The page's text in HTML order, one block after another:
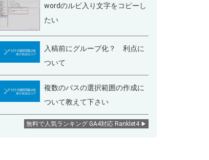
wordのルビ入り文字をコピーし
たい
入稿前にグループ化？ 利点に
ついて
複数のパスの選択範囲の作成に
ついて教えて下さい
無料で人気ランキング GA4対応 Ranklet4